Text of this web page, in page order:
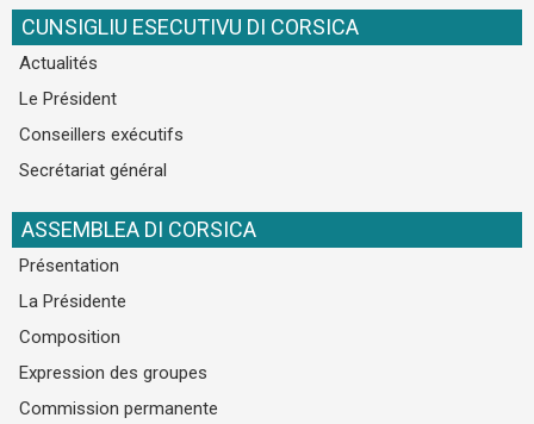
CUNSIGLIU ESECUTIVU DI CORSICA
Actualités
Le Président
Conseillers exécutifs
Secrétariat général
ASSEMBLEA DI CORSICA
Présentation
La Présidente
Composition
Expression des groupes
Commission permanente